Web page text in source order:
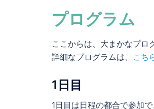
プログラム
ここからは、大まかなプロ
詳細なプログラムは、 こち
1日目
1日目は日程の都合で参加